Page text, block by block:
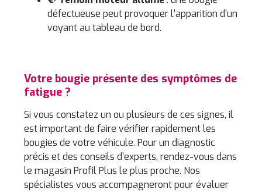
défectueuse peut provoquer l’apparition d’un
voyant au tableau de bord.
Votre bougie présente des symptômes de
fatigue ?
Si vous constatez un ou plusieurs de ces signes, il
est important de faire vérifier rapidement les
bougies de votre véhicule. Pour un diagnostic
précis et des conseils d’experts, rendez-vous dans
le magasin Profil Plus le plus proche. Nos
spécialistes vous accompagneront pour évaluer